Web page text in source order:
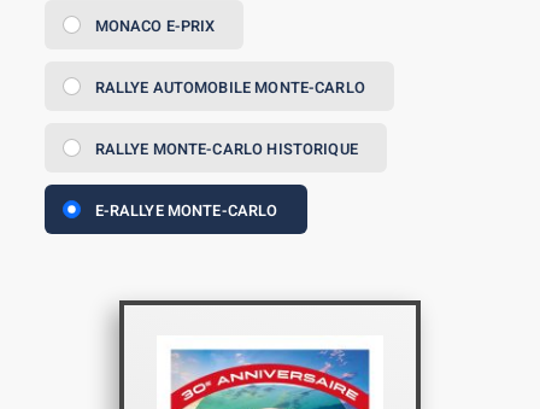
MONACO E-PRIX
RALLYE AUTOMOBILE MONTE-CARLO
RALLYE MONTE-CARLO HISTORIQUE
E-RALLYE MONTE-CARLO